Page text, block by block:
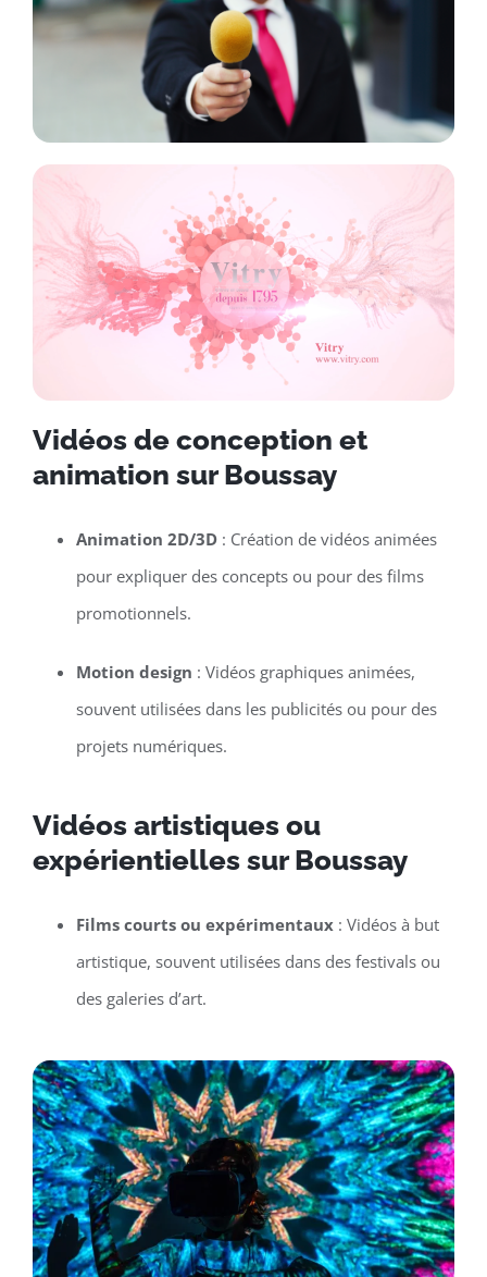
Vidéos de conception et
animation sur Boussay
Animation 2D/3D: Création de vidéos animées
pour expliquer des concepts ou pour des films
promotionnels.
Motion design : Vidéos graphiques animées,
souvent utilisées dans les publicités ou pour des
projets numériques.
Vidéos artistiques ou
expérientielles sur Boussay
Films courts ou expérimentaux: Vidéos à but
artistique, souvent utilisées dans des festivals ou
des galeries d’art.